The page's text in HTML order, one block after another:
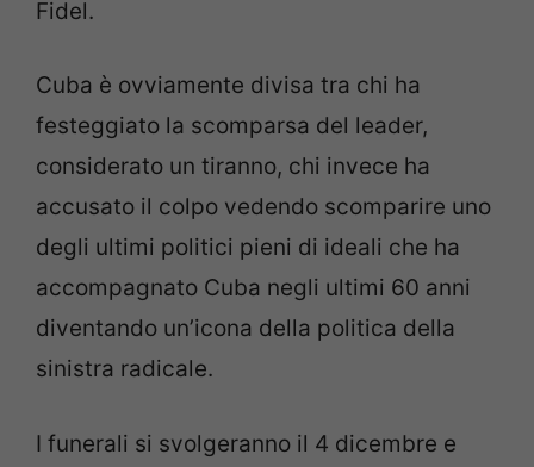
Fidel.
Cuba è ovviamente divisa tra chi ha
festeggiato la scomparsa del leader,
considerato un tiranno, chi invece ha
accusato il colpo vedendo scomparire uno
degli ultimi politici pieni di ideali che ha
accompagnato Cuba negli ultimi 60 anni
diventando un’icona della politica della
sinistra radicale.
I funerali si svolgeranno il 4 dicembre e